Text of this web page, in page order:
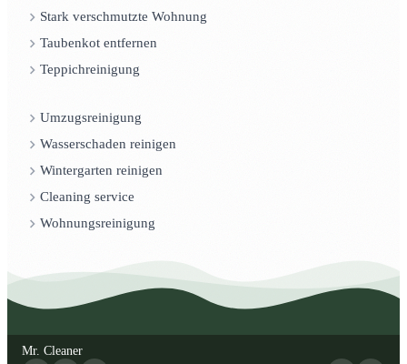
Stark verschmutzte Wohnung
Taubenkot entfernen
Teppichreinigung
Umzugsreinigung
Wasserschaden reinigen
Wintergarten reinigen
Cleaning service
Wohnungsreinigung
Mr. Cleaner